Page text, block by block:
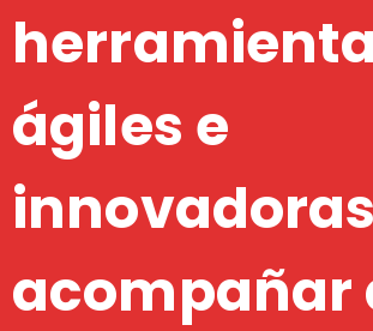
ágiles e
acompañar